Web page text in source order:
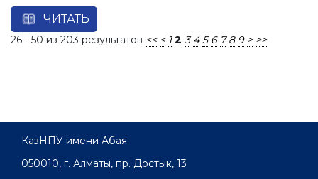
ЧИТАТЬ
26 - 50 из 203 результатов << < 1 2 3 4 5 6 7 8 9 > >>
КазНПУ имени Абая
050010, г. Алматы, пр. Достык, 13